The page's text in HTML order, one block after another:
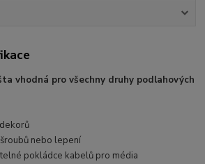
vhodná pro všechny druhy podlahových
nebo lepení
pokládce kabelů pro média